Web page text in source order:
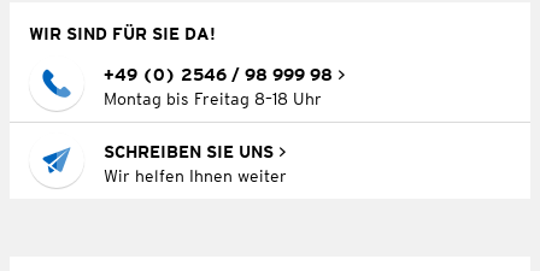
WIR SIND FÜR SIE DA!
+49 (0) 2546 / 98 999 98
Montag bis Freitag 8–18 Uhr
SCHREIBEN SIE UNS
Wir helfen Ihnen weiter